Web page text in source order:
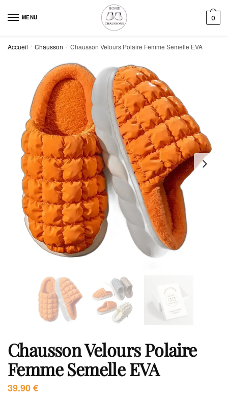
MENU 0
Accueil / Chausson / Chausson Velours Polaire Femme Semelle EVA
Chausson Velours Polaire
Femme Semelle EVA
39.90€